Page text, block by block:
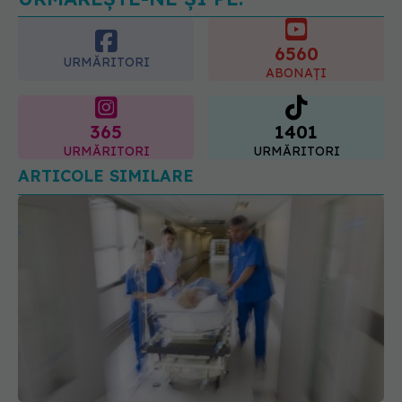
URMĂRITORI 6560
ABONAȚI
365
URMĂRITORI
1401
URMĂRITORI
ARTICOLE SIMILARE